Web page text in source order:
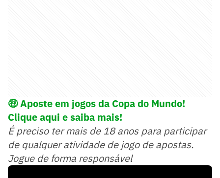
🤑Aposte em jogos da Copa do Mundo!
Clique aqui e saiba mais!
É preciso ter mais de 18 anos para participar
de qualquer atividade de jogo de apostas.
Jogue de forma responsável